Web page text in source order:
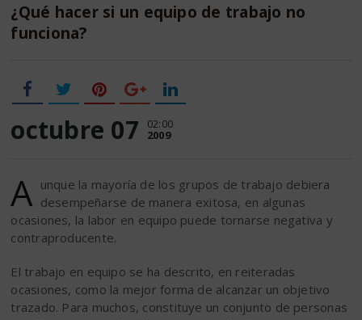
¿Qué hacer si un equipo de trabajo no
funciona?
octubre 07 02:00
2009
A unque la mayoría de los grupos de trabajo debiera
desempeñarse de manera exitosa, en algunas
ocasiones, la labor en equipo puede tornarse negativa y
contraproducente.
El trabajo en equipo se ha descrito, en reiteradas
ocasiones, como la mejor forma de alcanzar un objetivo
trazado. Para muchos, constituye un conjunto de personas